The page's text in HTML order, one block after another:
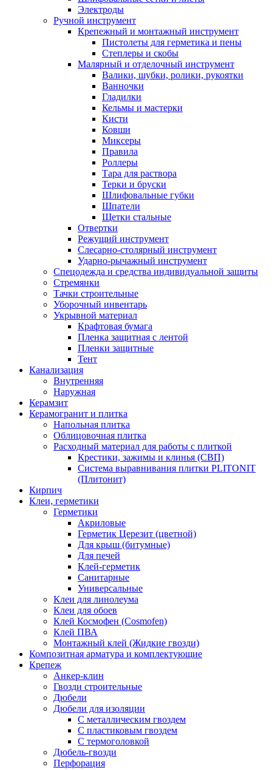
Электроды
Ручной инструмент
Крепежный и монтажный инструмент
Пистолеты для герметика и пены
Степлеры и скобы
Малярный и отделочный инструмент
Валики, шубки, ролики, рукоятки
Ванночки
Гладилки
Кельмы и мастерки
Кисти
Ковши
Миксеры
Правила
Роллеры
Тара для раствора
Терки и бруски
Шлифовальные губки
Шпатели
Щетки стальные
Отвертки
Режущий инструмент
Слесарно-столярный инструмент
Ударно-рычажный инструмент
Спецодежда и средства индивидуальной защиты
Стремянки
Тачки строительные
Уборочный инвентарь
Укрывной материал
Крафтовая бумага
Пленка защитная с лентой
Пленки защитные
Тент
Канализация
Внутренняя
Наружная
Керамзит
Керамогранит и плитка
Напольная плитка
Облицовочная плитка
Расходный материал для работы с плиткой
Крестики, зажимы и клинья (СВП)
Система выравнивания плитки PLITONIT
(Плитонит)
Кирпич
Клеи, герметики
Герметики
Акриловые
Герметик Церезит (цветной)
Для крыш (битумные)
Для печей
Клей-герметик
Санитарные
Универсальные
Клеи для линолеума
Клеи для обоев
Клей Космофен (Cosmofen)
Клей ПВА
Монтажный клей (Жидкие гвозди)
Композитная арматура и комплектующие
Крепеж
Анкер-клин
Гвозди строительные
Дюбели
Дюбели для изоляции
С металлическим гвоздем
С пластиковым гвоздем
С термоголовкой
Дюбель-гвозди
Перфорация